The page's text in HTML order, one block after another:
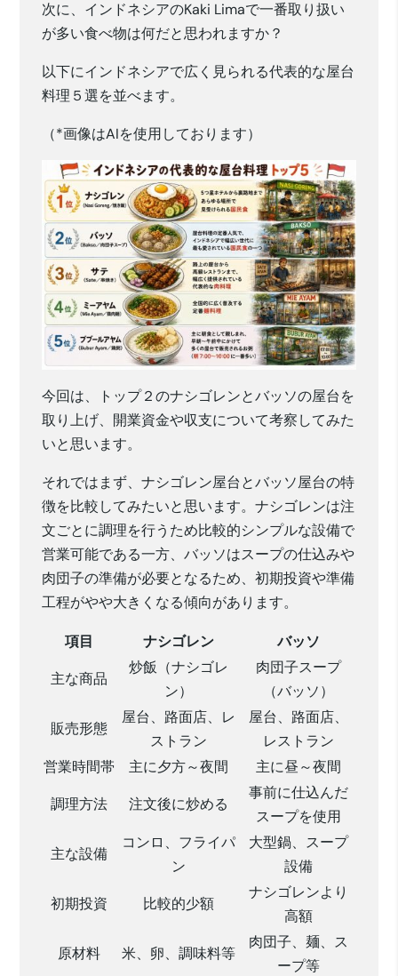
次に、インドネシアのKaki Limaで一番取り扱い
が多い食べ物は何だと思われますか？
以下にインドネシアで広く見られる代表的な屋台
料理５選を並べます。
（*画像はAIを使用しております）
今回は、トップ２のナシゴレンとバッソの屋台を
取り上げ、開業資金や収支について考察してみた
いと思います。
それではまず、ナシゴレン屋台とバッソ屋台の特
徴を比較してみたいと思います。ナシゴレンは注
文ごとに調理を行うため比較的シンプルな設備で
営業可能である一方、バッソはスープの仕込みや
肉団子の準備が必要となるため、初期投資や準備
工程がやや大きくなる傾向があります。
項目 ナシゴレン
バッソ
主な商品
炒飯（ナシゴレ
ン）
肉団子スープ
（バッソ）
販売形態
屋台、路面店、レ
ストラン
屋台、路面店、
レストラン
営業時間帯
主に夕方～夜間
主に昼～夜間
調理方法
注文後に炒める
事前に仕込んだ
スープを使用
主な設備
コンロ、フライパ
ン
大型鍋、スープ
設備
初期投資
比較的少額
ナシゴレンより
高額
原材料
米、卵、調味料等
肉団子、麺、ス
ープ等